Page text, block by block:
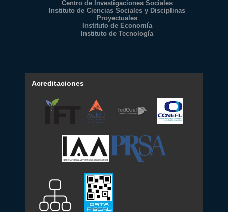
Centro de Investigaciones Sociales
Instituto de Ciencias Sociales y Disciplinas
Proyectuales
Instituto de Economía
Instituto de Tecnología
Acreditaciones